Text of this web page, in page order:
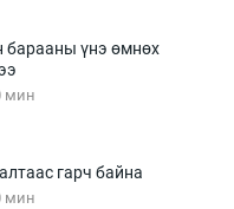
барааны үнэ өмнөх
мин
гарч байна
мин